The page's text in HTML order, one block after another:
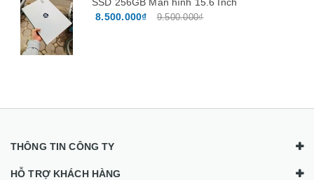
8.500.000₫
9.500.000₫
THÔNG TIN CÔNG TY
HỖ TRỢ KHÁCH HÀNG